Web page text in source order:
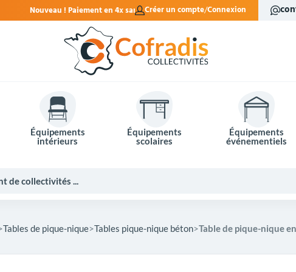
en 4x sans frais. Créer un compte Connexion
Équipements
intérieurs
Équipements
scolaires
Équipements
événementiels
Tables de pique-nique Tables pique-nique béton Table de pique-nique